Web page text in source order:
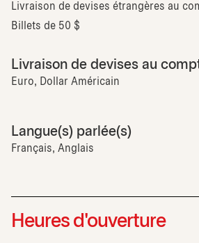
Livraison de devises étrangères au
Billets de 50 $
Livraison de devises au
Euro, Dollar Américain
Langue(s) parlée(s)
Français, Anglais
Heures d'ouverture